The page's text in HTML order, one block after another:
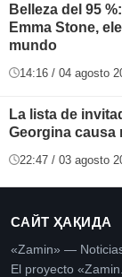
Belleza del 95
Emma Stone,
mundo
14:16 / 04 agosto
La lista de
Georgina causa
22:47 / 03 agosto
САЙТ ҲАҚИДА
«Zamin» —
El proyecto